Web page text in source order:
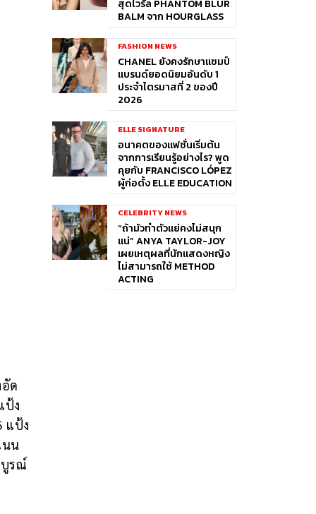
ด
ป้ง
แป้ง
นน
บูรณ์
สุดไวรัล PHANTOM BLUR
BALM จาก HOURGLASS
FASHION NEWS
CHANEL ยังคงรักษาแชมป์
แบรนด์ยอดนิยมอันดับ 1
ประจำไตรมาสที่ 2 ของปี
2026
ELLE SIGNATURE
อนาคตของแฟชั่นเริ่มต้น
จากการเรียนรู้อย่างไร? พูด
คุยกับ FRANCISCO LÓPEZ
ผู้ก่อตั้ง ELLE EDUCATION
CELEBRITY NEWS
“ถ้ามัวทำตัวแย่คงไม่สนุก
แน่” ANYA TAYLOR-JOY
เผยเหตุผลที่นักแสดงหญิง
ไม่สามารถใช้ METHOD
ACTING